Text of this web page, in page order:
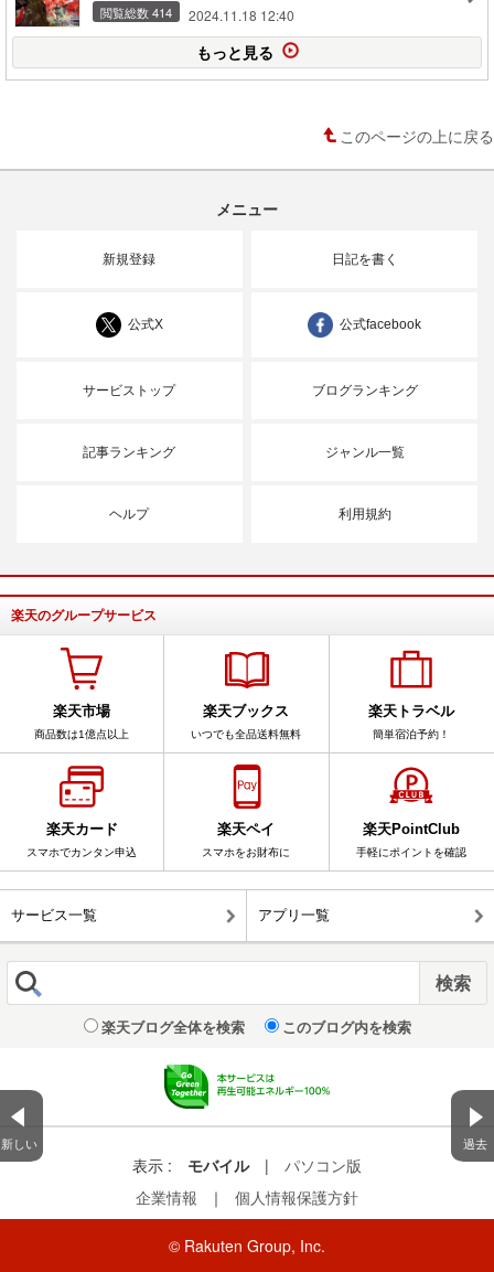
新しい 過去
閲覧総数 414 2024.11.18 12:40
もっと見る
このページの上に戻る
メニュー
新規登録 日記を書く
公式X 公式facebook
サービストップ ブログランキング
記事ランキング ジャンル一覧
ヘルプ 利用規約
楽天のグループサービス
楽天市場
商品数は1億点以上
楽天ブックス
いつでも全品送料無料
楽天トラベル
簡単宿泊予約！
楽天カード
スマホでカンタン申込
楽天ペイ
スマホをお財布に
楽天PointClub
手軽にポイントを確認
サービス一覧 アプリ一覧
楽天ブログ全体を検索 このブログ内を検索
表示 : モバイル |
パソコン版
企業情報
｜ 個人情報保護方針
© Rakuten Group, Inc.